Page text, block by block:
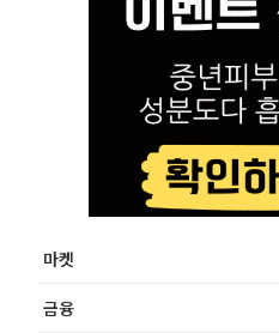
마켓
금융